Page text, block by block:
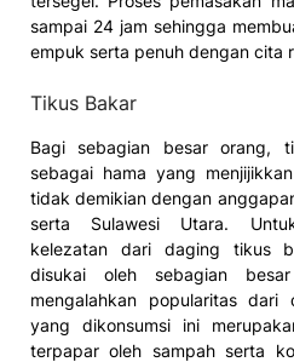
sampai 24 jam sehingga
empuk serta penuh dengan cita
Tikus Bakar
Bagi sebagian besar orang,
sebagai hama yang
tidak demikian dengan
serta Sulawesi Utara.
kelezatan dari daging tikus
disukai oleh sebagian
mengalahkan popularitas
yang dikonsumsi ini
terpapar oleh sampah serta